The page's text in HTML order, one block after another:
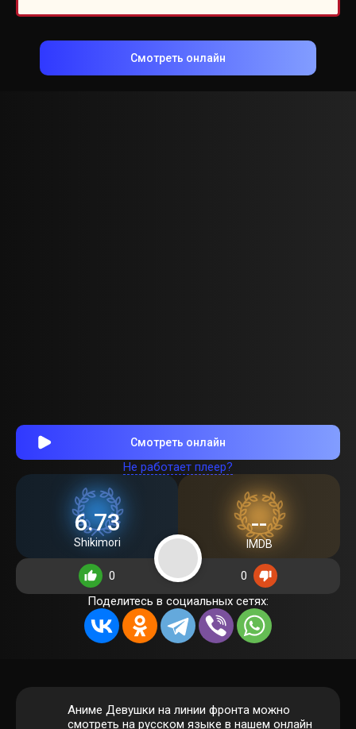
Смотреть онлайн
Смотреть онлайн
Не работает плеер?
6.73
Shikimori
--
IMDB
0
0
Поделитесь в социальных сетях:
Аниме Девушки на линии фронта можно
смотреть на русском языке в нашем онлайн